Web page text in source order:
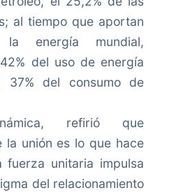
al tiempo que aportan
energía mundial,
del uso de energía
37% del consumo de
refirió que
la unión es lo que hace
unitaria impulsa
del relacionamiento